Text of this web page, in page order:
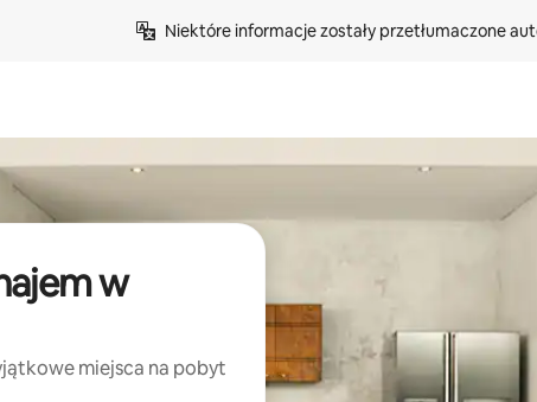
Niektóre informacje zostały przetłumaczone
w
miejsca na pobyt